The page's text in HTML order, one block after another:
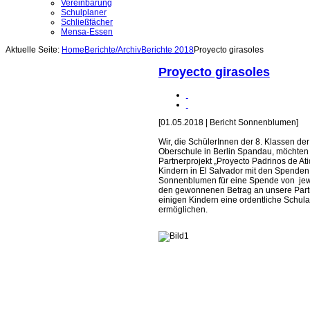
Vereinbarung
Schulplaner
Schließfächer
Mensa-Essen
Aktuelle Seite: Home Berichte/ArchivBerichte 2018Proyecto girasoles
Proyecto girasoles
[01.05.2018 | Bericht Sonnenblumen]
Wir, die SchülerInnen der 8. Klassen
Oberschule in Berlin Spandau,
Partnerprojekt „Proyecto Padrinos de
Kindern in El Salvador mit den
Sonnenblumen für eine Spende von
den gewonnenen Betrag an unsere
einigen Kindern eine ordentliche
ermöglichen.